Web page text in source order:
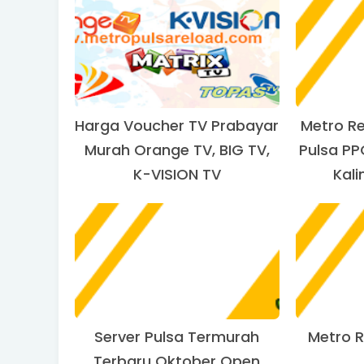
Harga Voucher TV Prabayar
Murah Orange TV, BIG TV,
K-VISION TV
Metro
Pulsa
Server Pulsa Termurah
Metro